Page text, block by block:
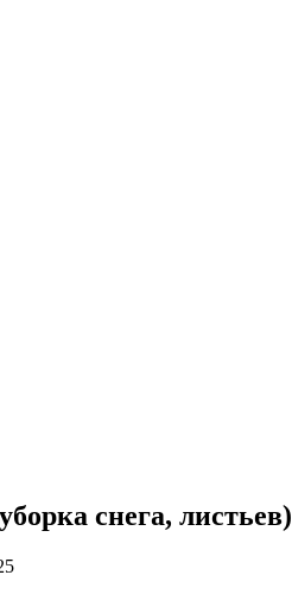
снега, листьев)